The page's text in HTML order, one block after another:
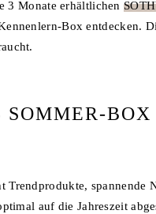
3 Monate erhältlichen
Box entdecken.
SOMMER-BOX
Trendprodukte, spannende
auf die Jahreszeit